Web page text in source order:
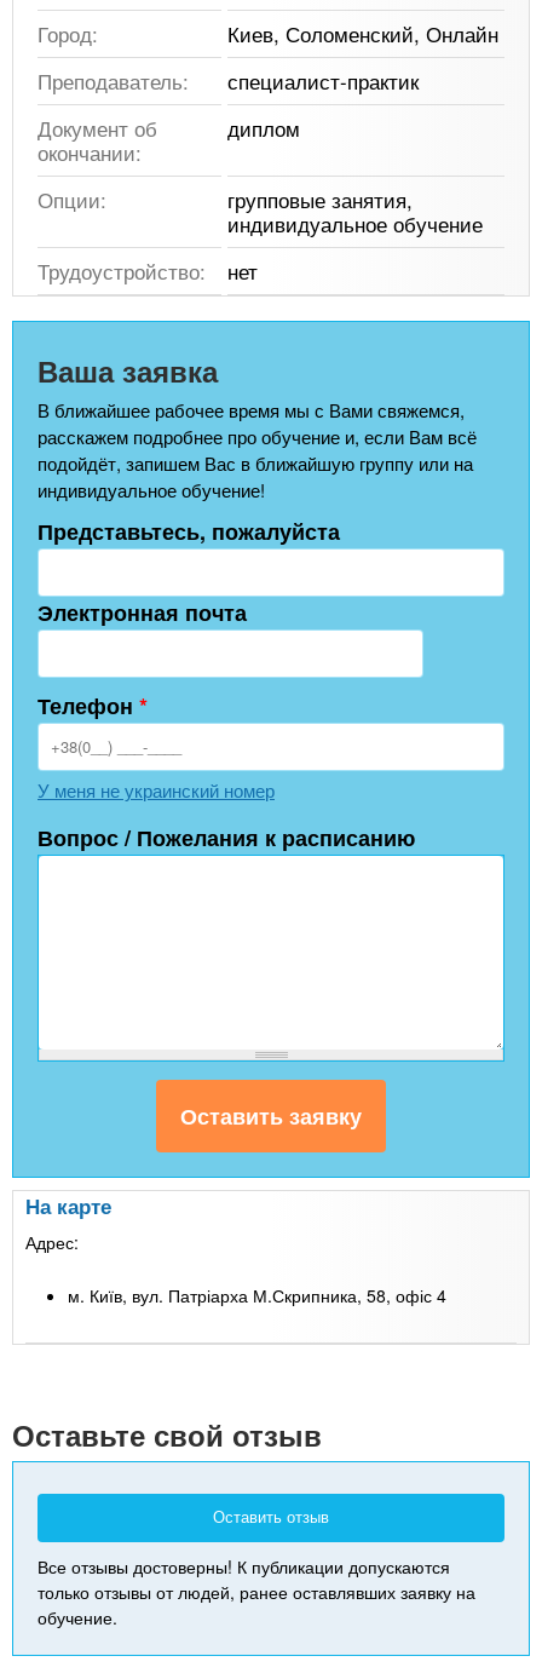
Город:
Киев, Соломенский, Онлайн
Преподаватель:
специалист-практик
Документ об
окончании:
диплом
Опции:
групповые занятия,
индивидуальное обучение
Трудоустройство:
нет
Ваша заявка
В ближайшее рабочее время мы с Вами свяжемся,
расскажем подробнее про обучение и, если Вам всё
подойдёт, запишем Вас в ближайшую группу или на
индивидуальное обучение!
Представьтесь, пожалуйста
Электронная почта
Телефон *
У меня не украинский номер
Вопрос / Пожелания к расписанию
На карте
Адрес:
м. Київ, вул. Патріарха М.Скрипника, 58, офіс 4
Оставьте свой отзыв
Оставить отзыв
Все отзывы достоверны! К публикации допускаются
только отзывы от людей, ранее оставлявших заявку на
обучение.